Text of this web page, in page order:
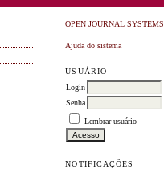
OPEN JOURNAL SYSTEMS
Ajuda do sistema
USUÁRIO
Login
Senha
Lembrar usuário
NOTIFICAÇÕES